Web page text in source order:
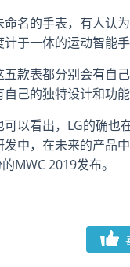
命名的手表，有人认
于一体的运动智能手
款表都分别会有自
己的独特设计和功
以看出，LG的确也
中，在未来的产品
MWC 2019发布。